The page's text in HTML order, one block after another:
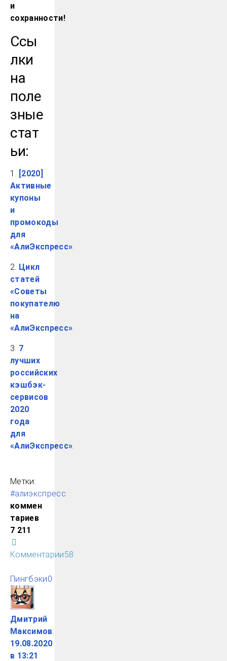
и
сохранности!
Ссы
лки
на
поле
зные
стат
ьи:
1.
[2020]
Активные
купоны
и
промокоды
для
«АлиЭкспресс»
2. Цикл
статей
«Советы
покупателю
на
«АлиЭкспресс»
3. 7
лучших
российских
кэшбэк-
сервисов
2020
года
для
«АлиЭкспресс»
Метки:
#алиэкспресс
коммен
тариев
7 211
Комментарии58
Пингбэки0
Дмитрий
Максимов:
19.08.2020
в 13:21